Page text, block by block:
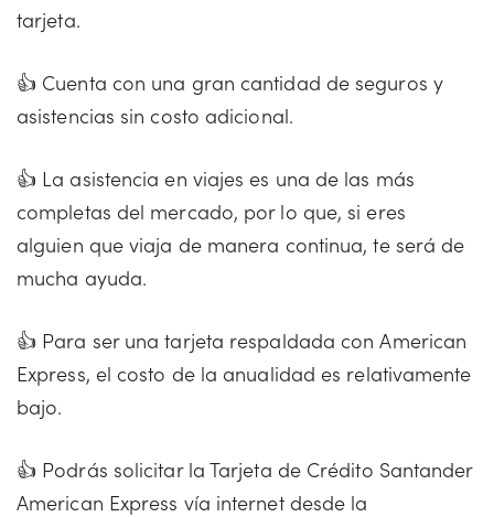
tarjeta.
👍 Cuenta con una gran cantidad de seguros y
asistencias sin costo adicional.
👍 La asistencia en viajes es una de las más
completas del mercado, por lo que, si eres
alguien que viaja de manera continua, te será de
mucha ayuda.
👍 Para ser una tarjeta respaldada con American
Express, el costo de la anualidad es relativamente
bajo.
👍 Podrás solicitar la Tarjeta de Crédito Santander
American Express vía internet desde la